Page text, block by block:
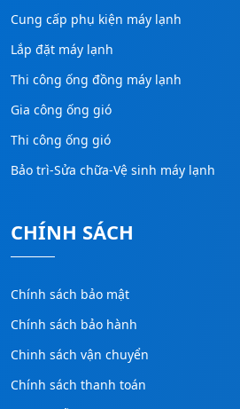
Cung cấp phụ kiện máy lạnh
Lắp đặt máy lạnh
Thi công ống đồng máy lạnh
Gia công ống gió
Thi công ống gió
Bảo trì-Sửa chữa-Vệ sinh máy lạnh
CHÍNH SÁCH
Chính sách bảo mật
Chính sách bảo hành
Chinh sách vận chuyển
Chính sách thanh toán